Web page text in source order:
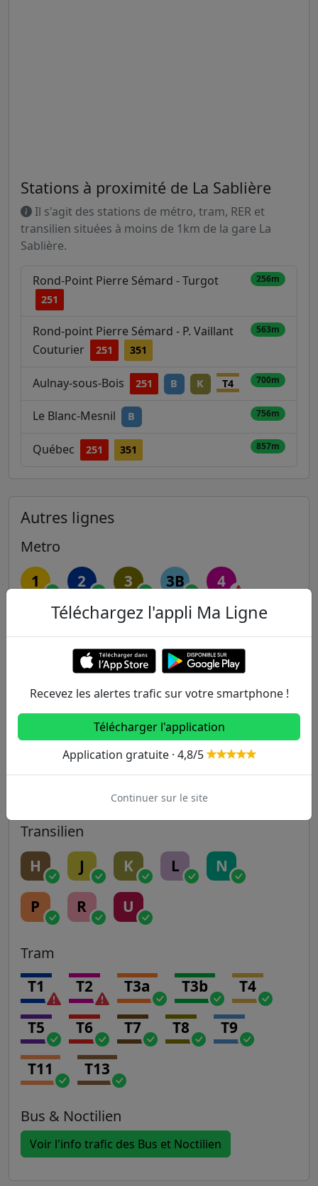
Stations à proximité de La Sablière
Il s'agit des stations de métro, tram, RER et
transilien situées à moins de 1km de la gare La
Sablière.
Rond-Point Pierre Sémard - Turgot
251
256m
Rond-point Pierre Sémard - P. Vaillant
Couturier
251 351
563m
Aulnay-sous-Bois 251 B K T4 700m
Le Blanc-Mesnil B 756m
Québec 251 351 857m
Autres lignes
Metro
1 2 3 3B 4
6 7 7B 8
10 11 12 13
14
Transilien
H J K L N
P R U
Tram
T1 T2 T3a T3b T4
T5 T6 T7 T8 T9
T11 T13
Bus & Noctilien
Voir l'info trafic des Bus et Noctilien
Téléchargez l'appli Ma Ligne
Recevez les alertes trafic sur votre smartphone !
Télécharger l'application
Application gratuite · 4,8/5
Continuer sur le site